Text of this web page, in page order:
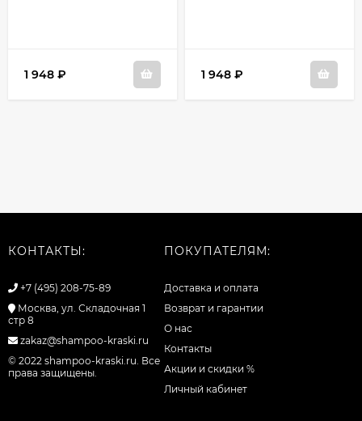
1 948 ₽ 1 948 ₽
КОНТАКТЫ:
+7 (495) 208-75-89
Москва, ул. Складочная 1
стр 8
zakaz@shampoo-kraski.ru
© 2022 shampoo-kraski.ru. Все
права защищены.
ПОКУПАТЕЛЯМ:
Доставка и оплата
Возврат и гарантии
О нас
Контакты
Акции и скидки %
Личный кабинет